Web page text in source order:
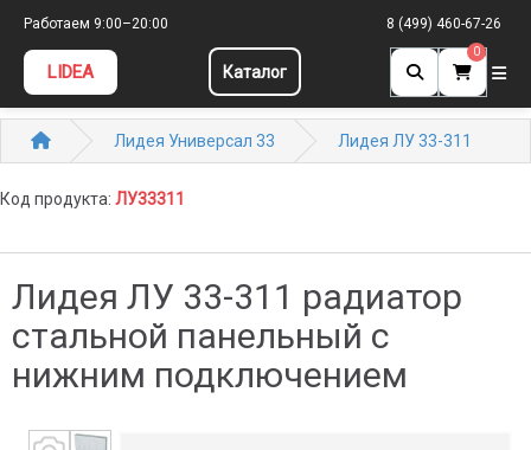
Работаем 9:00–20:00 8 (499) 460-67-26
LIDEA Каталог
0
Лидея Универсал 33 Лидея ЛУ 33-311
Код продукта: ЛУ33311
Лидея ЛУ 33-311 радиатор
стальной панельный с
нижним подключением